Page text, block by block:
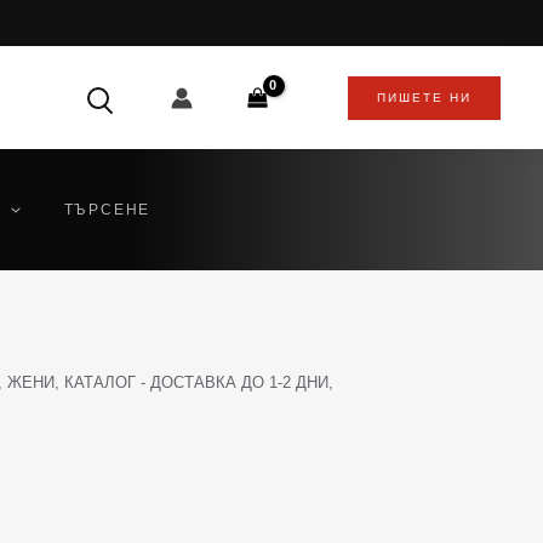
ПИШЕТЕ НИ
ТЪРСЕНЕ
, ЖЕНИ, КАТАЛОГ - ДОСТАВКА ДО 1-2 ДНИ,